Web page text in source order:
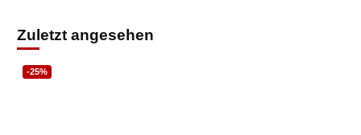
Zuletzt angesehen
-25%